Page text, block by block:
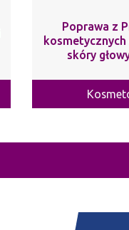
Poprawa z
skóry